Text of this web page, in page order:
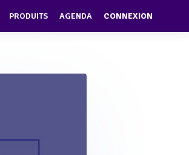
PRODUITS AGENDA CONNEXION